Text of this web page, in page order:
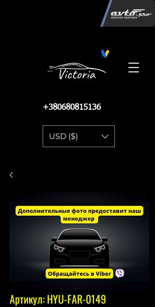
+380680815136
USD ($)
Артикул: HYU-FAR-0149